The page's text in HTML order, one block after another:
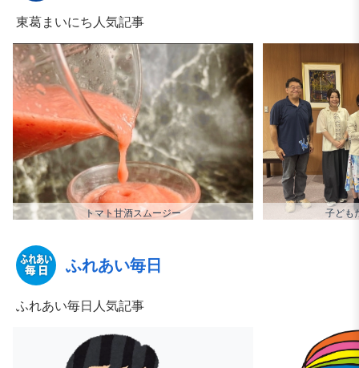
東葛まいにち人気記事
トマト甘酒スムージー 子ども
ふれあい毎日
ふれあい毎日人気記事